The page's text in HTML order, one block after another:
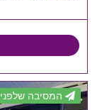
המסיבה שלפני